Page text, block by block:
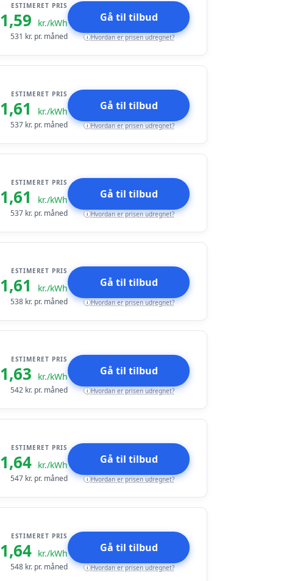
ESTIMERET PRIS
1,59 kr./kWh
531 kr. pr. måned
Gå til tilbud
i Hvordan er prisen udregnet?
ESTIMERET PRIS
1,61 kr./kWh
537 kr. pr. måned
Gå til tilbud
i Hvordan er prisen udregnet?
ESTIMERET PRIS
1,61 kr./kWh
537 kr. pr. måned
Gå til tilbud
i Hvordan er prisen udregnet?
ESTIMERET PRIS
1,61 kr./kWh
538 kr. pr. måned
Gå til tilbud
i Hvordan er prisen udregnet?
ESTIMERET PRIS
1,63 kr./kWh
542 kr. pr. måned
Gå til tilbud
i Hvordan er prisen udregnet?
ESTIMERET PRIS
1,64 kr./kWh
547 kr. pr. måned
Gå til tilbud
i Hvordan er prisen udregnet?
ESTIMERET PRIS
1,64 kr./kWh
548 kr. pr. måned
Gå til tilbud
i Hvordan er prisen udregnet?